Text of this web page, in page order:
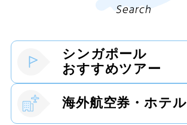
Search
シンガポール
おすすめツアー
海外航空券・ホテル